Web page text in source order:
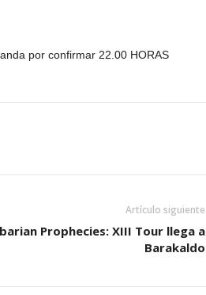
por confirmar 22.00 HORAS
Artículo siguiente
Prophecies: XIII Tour llega a
Barakaldo